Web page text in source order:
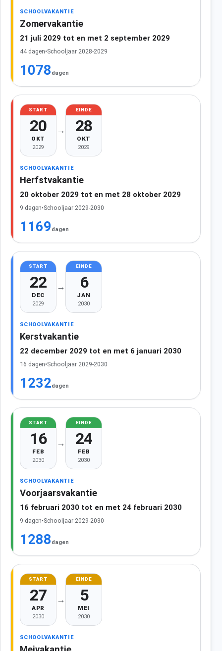
SCHOOLVAKANTIE
Zomervakantie
21 juli 2029 tot en met 2 september 2029
44 dagen•Schooljaar 2028-2029
1078 dagen
START
20
OKT
2029
→
EINDE
28
OKT
2029
SCHOOLVAKANTIE
Herfstvakantie
20 oktober 2029 tot en met 28 oktober 2029
9 dagen•Schooljaar 2029-2030
1169 dagen
START
22
DEC
2029
→
EINDE
6
JAN
2030
SCHOOLVAKANTIE
Kerstvakantie
22 december 2029 tot en met 6 januari 2030
16 dagen•Schooljaar 2029-2030
1232dagen
START
16
FEB
2030
→
EINDE
24
FEB
2030
SCHOOLVAKANTIE
Voorjaarsvakantie
16 februari 2030 tot en met 24 februari 2030
9 dagen•Schooljaar 2029-2030
1288 dagen
START
27
APR
2030
→
EINDE
5
MEI
2030
SCHOOLVAKANTIE